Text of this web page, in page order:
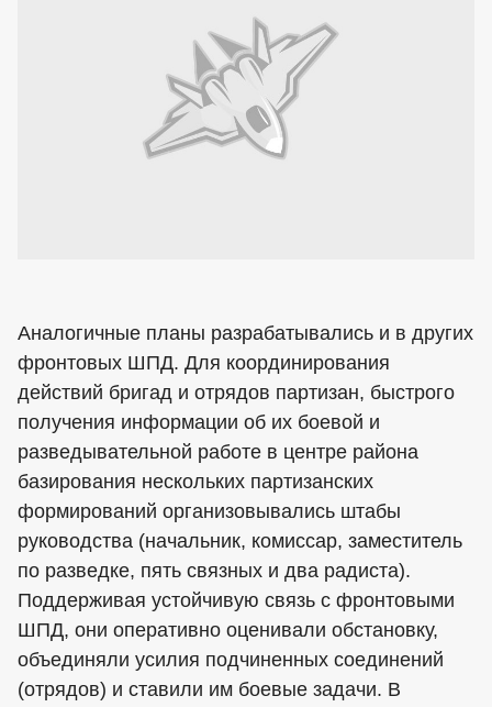
Аналогичные планы разрабатывались и в других
фронтовых ШПД. Для координирования
действий бригад и отрядов партизан, быстрого
получения информации об их боевой и
разведывательной работе в центре района
базирования нескольких партизанских
формирований организовывались штабы
руководства (начальник, комиссар, заместитель
по разведке, пять связных и два радиста).
Поддерживая устойчивую связь с фронтовыми
ШПД, они оперативно оценивали обстановку,
объединяли усилия подчиненных соединений
(отрядов) и ставили им боевые задачи. В